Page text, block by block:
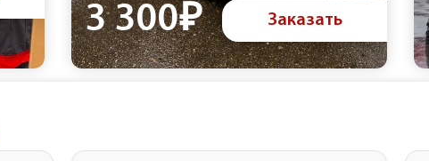
3 300₽ Заказать